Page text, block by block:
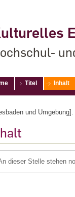
Titel Inhalt
und
dieser Stelle stehen